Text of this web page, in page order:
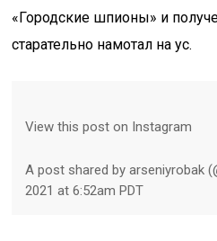
«Городские шпионы» и
старательно намотал на ус.
View this post on Instagram
A post shared by arseniyrobak
2021 at 6:52am PDT